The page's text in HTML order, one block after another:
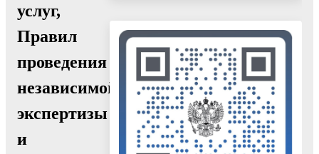
услуг,
Правил
проведения
независимой
экспертизы
и